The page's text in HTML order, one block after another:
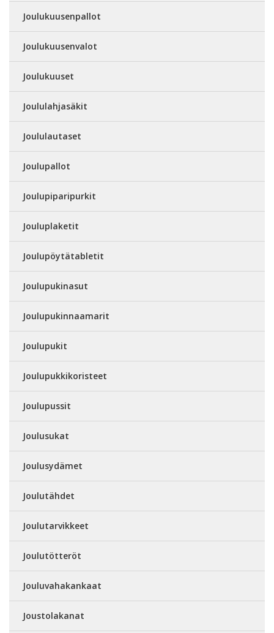
Joulukuusenpallot
Joulukuusenvalot
Joulukuuset
Joululahjasäkit
Joululautaset
Joulupallot
Joulupiparipurkit
Jouluplaketit
Joulupöytätabletit
Joulupukinasut
Joulupukinnaamarit
Joulupukit
Joulupukkikoristeet
Joulupussit
Joulusukat
Joulusydämet
Joulutähdet
Joulutarvikkeet
Joulutötteröt
Jouluvahakankaat
Joustolakanat